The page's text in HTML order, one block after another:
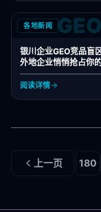
各地新闻 GEO
银川企业GEO竞品盲
外地企业悄悄抢占你
阅读详情
上一页 180